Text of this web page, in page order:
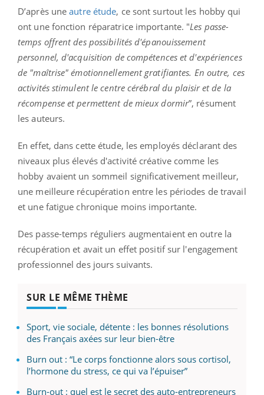
D’après uneautre étude, ce sont surtout les hobby qui
ont une fonction réparatrice importante. "Les passe-
temps offrent des possibilités d'épanouissement
personnel, d'acquisition de compétences et d'expériences
de "maîtrise" émotionnellement gratifiantes. En outre, ces
activités stimulent le centre cérébral du plaisir et de la
récompense et permettent de mieux dormir”, résument
les auteurs.
En effet, dans cette étude, les employés déclarant des
niveaux plus élevés d'activité créative comme les
hobby avaient un sommeil significativement meilleur,
une meilleure récupération entre les périodes de travail
et une fatigue chronique moins importante.
Des passe-temps réguliers augmentaient en outre la
récupération et avait un effet positif sur l'engagement
professionnel des jours suivants.
SUR LE MÊME THÈME
Sport, vie sociale, détente : les bonnes résolutions
des Français axées sur leur bien-être
Burn out : “Le corps fonctionne alors sous cortisol,
l’hormone du stress, ce qui va l’épuiser”
Burn-out : quel est le secret des auto-entrepreneurs